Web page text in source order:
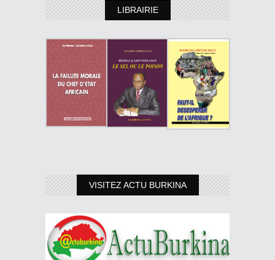
LIBRAIRIE
VISITEZ ACTU BURKINA